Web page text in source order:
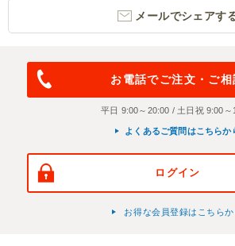
メールでシェアす
お電話でご注文・ご相
平日 9:00～20:00 / 土日祝 9:00～
よくあるご質問はこちらか
ログイン
お得な会員登録はこちらか